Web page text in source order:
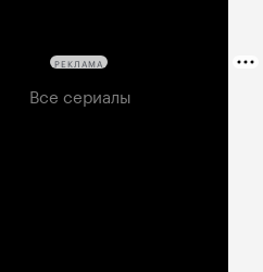
Все сериалы
РЕКЛАМА